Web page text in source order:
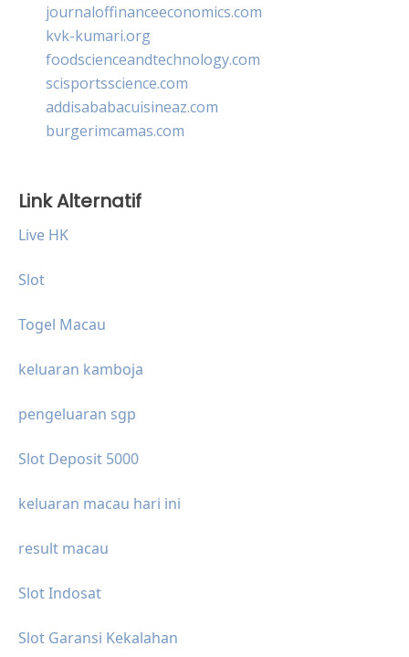
journaloffinanceeconomics.com
kvk-kumari.org
foodscienceandtechnology.com
scisportsscience.com
addisababacuisineaz.com
burgerimcamas.com
Link Alternatif
Live HK
Slot
Togel Macau
keluaran kamboja
pengeluaran sgp
Slot Deposit 5000
keluaran macau hari ini
result macau
Slot Indosat
Slot Garansi Kekalahan